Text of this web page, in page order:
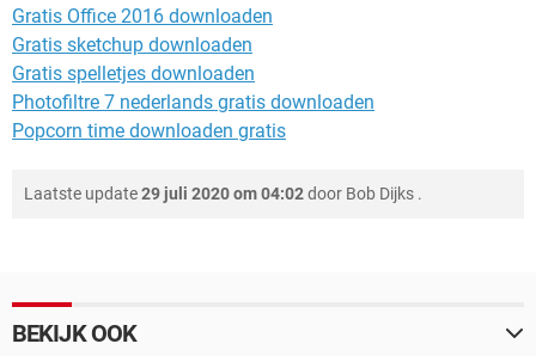
Gratis Office 2016 downloaden
Gratis sketchup downloaden
Gratis spelletjes downloaden
Photofiltre 7 nederlands gratis downloaden
Popcorn time downloaden gratis
Laatste update29 juli 2020 om 04:02door Bob Dijks .
BEKIJK OOK